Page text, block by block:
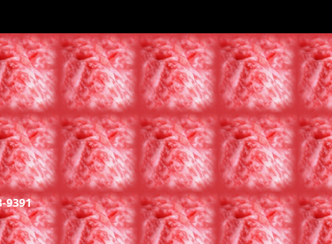
9391